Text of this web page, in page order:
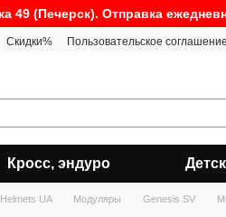
49 (Печерск). Отправка
Скидки% Пользовательское соглашение
Кросс, эндуро
UA Модуляры Genesis SV